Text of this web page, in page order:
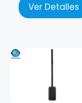
Ver Detalles